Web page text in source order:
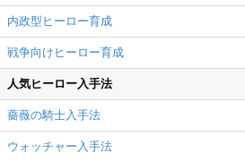
内政型ヒーロー育成
戦争向けヒーロー育成
人気ヒーロー入手法
薔薇の騎士入手法
ウォッチャー入手法